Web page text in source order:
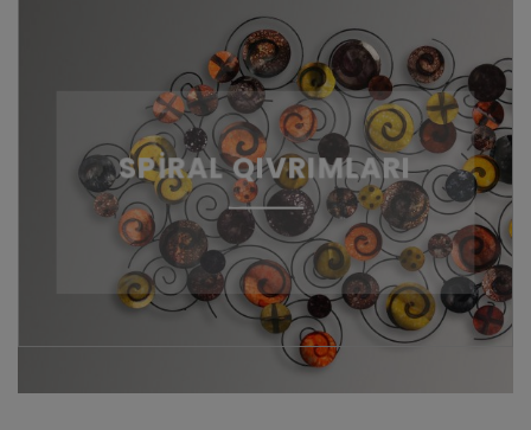
SPİRAL QIVRIMLARI